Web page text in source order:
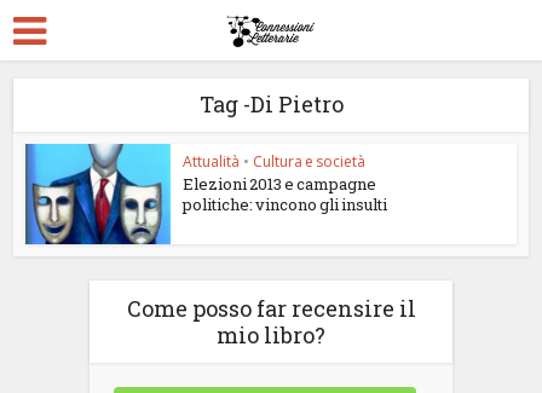
Tag -Di Pietro
Attualità • Cultura e società
Elezioni 2013 e campagne
politiche: vincono gli insulti
Come posso far recensire il
mio libro?